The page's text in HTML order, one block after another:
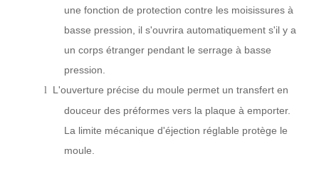
une fonction de protection contre les moisissures à
basse pression, il s'ouvrira automatiquement s'il y a
un corps étranger pendant le serrage à basse
pression.
l
L'ouverture précise du moule permet un transfert en
douceur des préformes vers la plaque à emporter.
La limite mécanique d'éjection réglable protège le
moule.